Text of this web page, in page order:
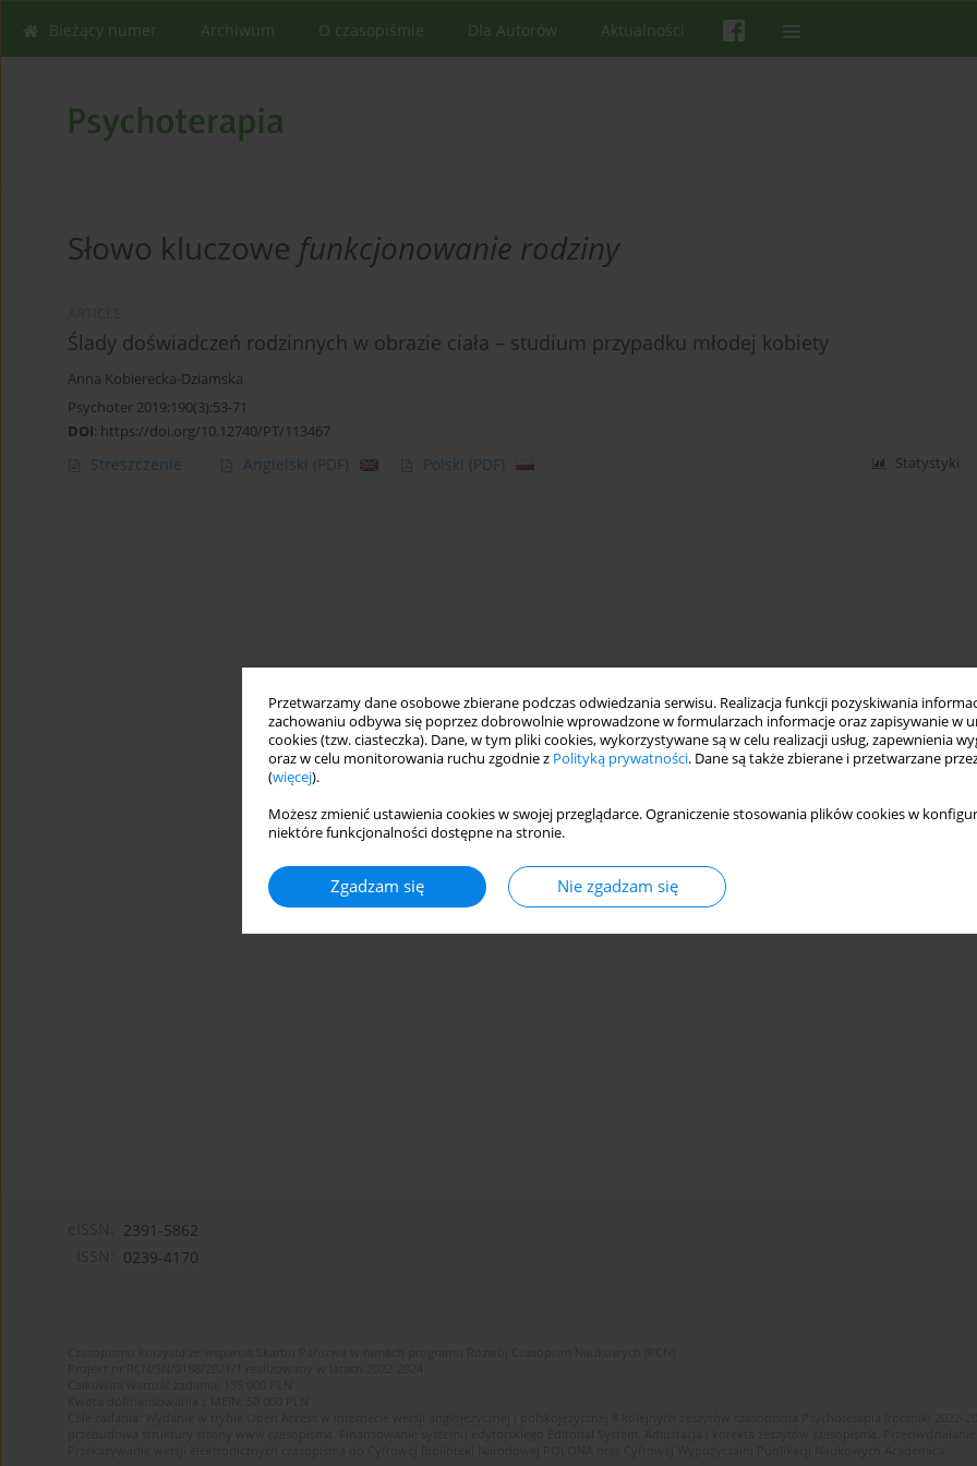
Przetwarzamy dane osobowe zbierane podczas odwiedzania serwisu. Realizacja funkcji pozyskiwania
zachowaniu odbywa się poprzez dobrowolnie wprowadzone w formularzach informacje oraz zapisywanie w
cookies (tzw. ciasteczka). Dane, w tym pliki cookies, wykorzystywane są w celu realizacji usług, zapewnienia
oraz w celu monitorowania ruchu zgodnie z Polityką prywatności. Dane są także zbierane i przetwarzane
(więcej).
Możesz zmienić ustawienia cookies w swojej przeglądarce. Ograniczenie stosowania plików cookies w
niektóre funkcjonalności dostępne na stronie.
Zgadzam się Nie zgadzam się
Bieżący numer Archiwum O czasopiśmie Dla Autorów Aktualności
Słowo kluczowe funkcjonowanie rodziny
Ślady doświadczeń rodzinnych w obrazie ciała – studium przypadku młodej kobiety
Anna Kobierecka-Dziamska
Psychoter 2019;190(3):53-71
DOI: https://doi.org/10.12740/PT/113467
Streszczenie Angielski (PDF) Polski (PDF) Statystyki
2391-5862
0239-4170